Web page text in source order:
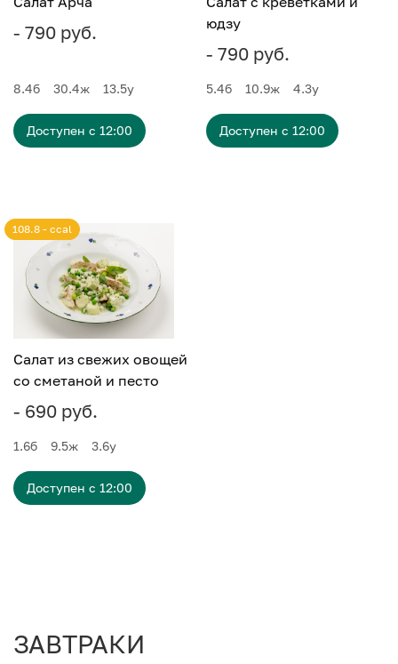
- 790 руб.
8.4б 30.4ж 13.5у
Доступен с 12:00
юдзу
- 790 руб.
5.4б 10.9ж 4.3у
Доступен с 12:00
Салат из свежих овощей
со сметаной и песто
- 690 руб.
108.8 - ccal
1.6б 9.5ж 3.6у
Доступен с 12:00
ЗАВТРАКИ